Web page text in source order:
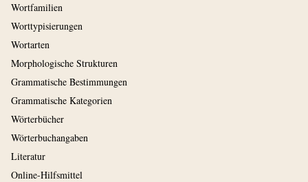
Wortfamilien
Worttypisierungen
Wortarten
Morphologische Strukturen
Grammatische Bestimmungen
Grammatische Kategorien
Wörterbücher
Wörterbuchangaben
Literatur
Online-Hilfsmittel